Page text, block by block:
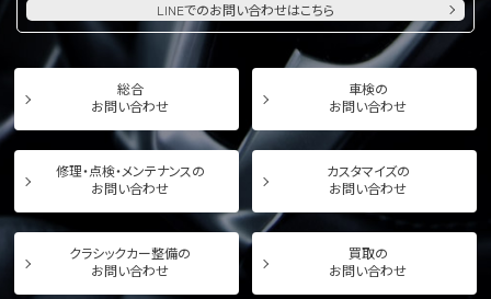
LINEでのお問い合わせはこちら
総合
お問い合わせ
車検の
お問い合わせ
修理・点検・メンテナンスの
お問い合わせ
カスタマイズの
お問い合わせ
クラシックカー整備の
お問い合わせ
買取の
お問い合わせ